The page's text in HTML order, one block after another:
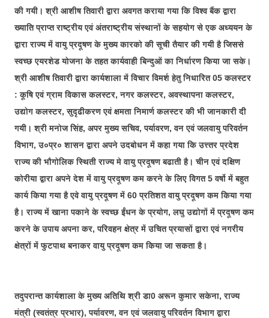
की गयी। श्री आशीष तिवारी द्वारा अवगत कराया गया कि विश्व बैंक द्वारा
ख्याति प्राप्त राष्ट्रीय एवं अंतराष्ट्रीय संस्थानों के सहयोग से एक अध्ययन के
द्वारा राज्य में वायु प्रदूषण के मुख्य कारको की सूची तैयार की गयी है जिससे
स्वच्छ एयरशेड योजना के तहत कार्यवाही बिन्दुओं का निर्धारण किया जा सके।
श्री आशीष तिवारी द्वारा कार्यशाला में विचार विमर्श हेतु निधारित 05 कलस्टर
: कूषि एवं ग्राम विकास कलस्टर, नगर कलस्टर, अवस्थापना कलस्टर,
उद्योग कलस्टर, सुदृढीकरण एवं क्षमता निमार्ण कलस्टर की भी जानकारी दी
गयी। श्री मनोज सिंह, अपर मुख्य सचिव, पर्यावरण, वन एवं जलवायु परिवर्तन
विभाग, उ०प्र० शासन द्वारा अपने उदबोधन में कहा गया कि उत्त्तर प्रदेश
राज्य की भौगोलिक स्थिती राज्य मे वायु प्रदूषण बढाती है। चीन एवं दक्षिण
कोरीया द्वारा अपने देश में वायु प्रदूषण कम करने के लिए विगत 5 वर्षो में बहुत
कार्य किया गया है एवे वायु प्रदूषण में 60 प्रतिशत वायु प्रदूषण कम किया गया
है। राज्य में खाना पकाने के स्वच्छ ईंधन के प्रयोग, लघु उद्योगों में प्रदूषण कम
करने के उपाय अपना कर, परिवहन क्षेत्र में उचित प्रयासों द्वारा एवं नगरीय
क्षेत्रों में फुटपाथ बनाकर वायु प्रदूषण कम किया जा सकता है।
तदुपरान्त कार्यशाला के मुख्य अतिथि श्री डा0 अरून कुमार सकेना, राज्य
मंत्री (स्वतंत्र प्रभार), पर्यावरण, वन एवं जलवायु परिवर्तन विभाग द्वारा